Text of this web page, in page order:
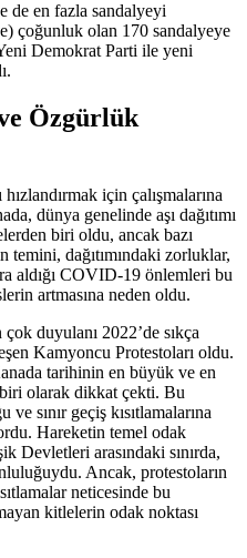
de en fazla sandalyeyi
çoğunluk olan 170 sandalyeye
Demokrat Parti ile yeni
Özgürlük
hızlandırmak için çalışmalarına
dünya genelinde aşı dağıtımı
biri oldu, ancak bazı
temini, dağıtımındaki zorluklar,
aldığı COVID-19 önlemleri bu
artmasına neden oldu.
duyulanı 2022’de sıkça
Kamyoncu Protestoları oldu.
tarihinin en büyük ve en
biri olarak dikkat çekti. Bu
sınır geçiş kısıtlamalarına
Hareketin temel odak
Devletleri arasındaki sınırda,
Ancak, protestoların
neticesinde bu
kitlelerin odak noktası